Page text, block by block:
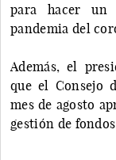
para hacer un
pandemia del
Además, el
que el Consejo
mes de agosto
gestión de